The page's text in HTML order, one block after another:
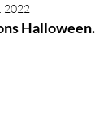
2022
Halloween.